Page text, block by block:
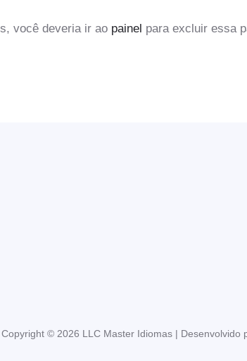
você deveria ir ao painel para excluir essa
Copyright © 2026 LLC Master Idiomas | Desenvolvido